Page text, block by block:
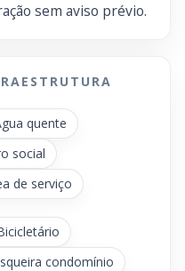
sem aviso prévio.
quente
social
de serviço
condomínio